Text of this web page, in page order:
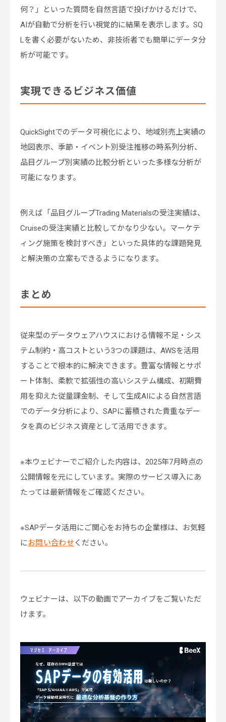
何？」といった質問を自然言語で投げかけるだけで、
AIが自動で分析を行い視覚的に結果を表示します。SQ
Lを書く必要がないため、非技術者でも簡単にデータ分
析が可能です。
実現できるビジネス価値
QuickSightでのデータ可視化により、地域別売上実績の
地図表示、季節・イベント別受注推移の時系列分析、
品目グループ別実績の比較分析といった多様な分析が
可能になります。
例えば「品目グループTrading Materialsの受注実績は、
Cruiseの受注実績と比較してかなり少ない。マーケテ
ィング施策を検討すべき」といった具体的な課題発見
と解決策の立案もできるようになります。
まとめ
従来型のデータウェアハウスにおける情報不足・シス
テム制約・高コストという3つの課題は、AWSを活用
することで根本的に解決できます。豊富な情報とサポ
ート体制、柔軟で拡張性の高いシステム構成、初期費
用を抑えた従量課金制、そして生成AIによる自然言語
でのデータ分析により、SAPに蓄積された貴重なデー
タを真のビジネス資産として活用できます。
※本ウェビナーでご紹介した内容は、2025年7月時点の
公開情報を元にしています。実際のサービス導入にあ
たっては最新情報をご確認ください。
※SAPデータ活用にご関心をお持ちの企業様は、お気軽
にお問い合わせ ください。
ウェビナーは、以下の動画でアーカイブをご覧いただ
けます。